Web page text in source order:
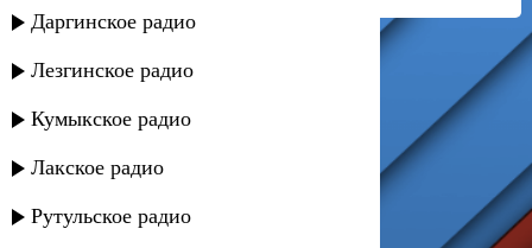
Даргинское радио
Лезгинское радио
Кумыкское радио
Лакское радио
Рутульское радио